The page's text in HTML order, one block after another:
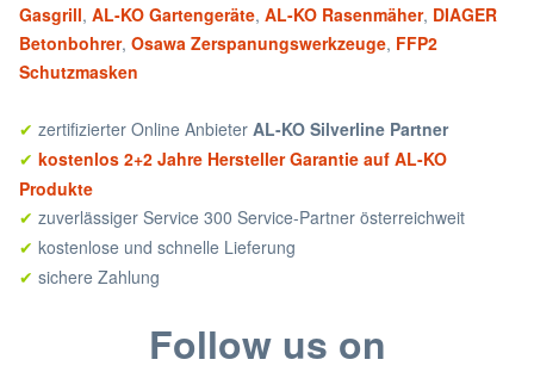
Gasgrill, AL-KO Gartengeräte, AL-KO Rasenmäher, DIAGER
Betonbohrer, Osawa Zerspanungswerkzeuge, FFP2
Schutzmasken
✔ zertifizierter Online Anbieter AL-KO Silverline Partner
✔ kostenlos 2+2 Jahre Hersteller Garantie auf AL-KO
Produkte
✔ zuverlässiger Service 300 Service-Partner österreichweit
✔ kostenlose und schnelle Lieferung
✔ sichere Zahlung
Follow us on